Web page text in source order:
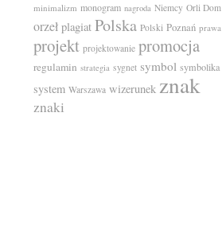
minimalizm monogram nagroda Niemcy Orli Dom
orzeł plagiat Polska Polski Poznań prawa
projekt projektowanie promocja
regulamin strategia sygnet symbol symbolika
system Warszawa wizerunek znak
znaki